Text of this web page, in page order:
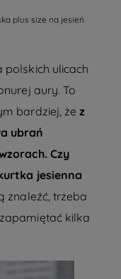
plus size na jesień
polskich ulicach
aury. To
bardziej, że z
ubrań
Czy
jesienna
znaleźć, trzeba
kilka